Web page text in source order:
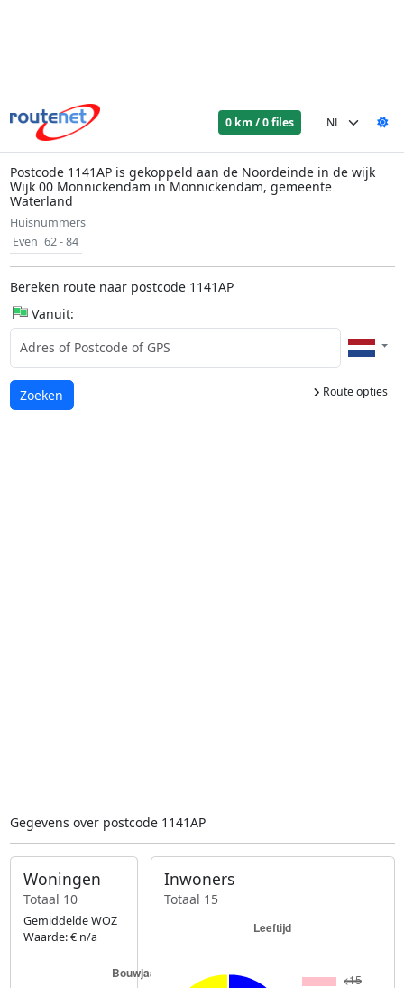
0 km / 0 files
Postcode 1141AP is gekoppeld aan de Noordeinde in de wijk
Wijk 00 Monnickendam in Monnickendam, gemeente
Waterland
Huisnummers
Even 62 - 84
Bereken route naar postcode 1141AP
Vanuit:
Route opties
Laden...
Zoeken
Gegevens over postcode 1141AP
Woningen
Totaal 10
Gemiddelde WOZ
Waarde: € n/a
Inwoners
Totaal 15